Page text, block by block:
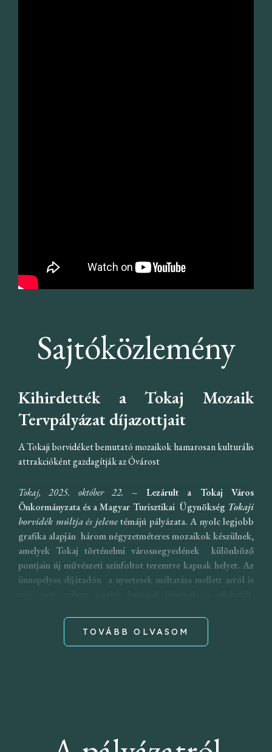
Sajtóközlemény
Kihirdették a Tokaj Mozaik
Tervpályázat díjazottjait
A Tokaji borvidéket bemutató mozaikok hamarosan kulturális
attrakcióként gazdagítják az Óvárost
Tokaj, 2025. október 22. – Lezárult a Tokaj Város
Önkormányzata és a Magyar Turisztikai Ügynökség Tokaji
borvidék múltja és jelenetémájú pályázata. A nyolc legjobb
grafika alapján három négyzetméteres mozaikok készülnek,
amelyek Tokaj történelmi városnegyedének különböző
pontjain új művészeti színfoltot teremtve kapnak helyet. Az
ünnepélyes díjátadón a nyertesek méltatása mellett arról is
A jövő évben megvalósuló mozaikok nem csak a város
elismerését. Összesen 24 pályázó osztozhatott az okleveleken,
TOVÁBB OLVASOM